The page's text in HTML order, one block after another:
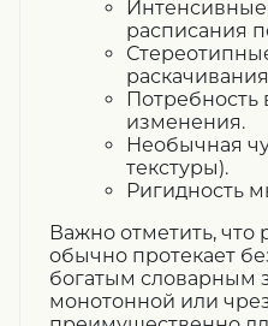
расписания
Потребность
изменения.
Необычная
текстуры).
Ригидность
Важно отметить,
обычно протекает
богатым словарным
монотонной или